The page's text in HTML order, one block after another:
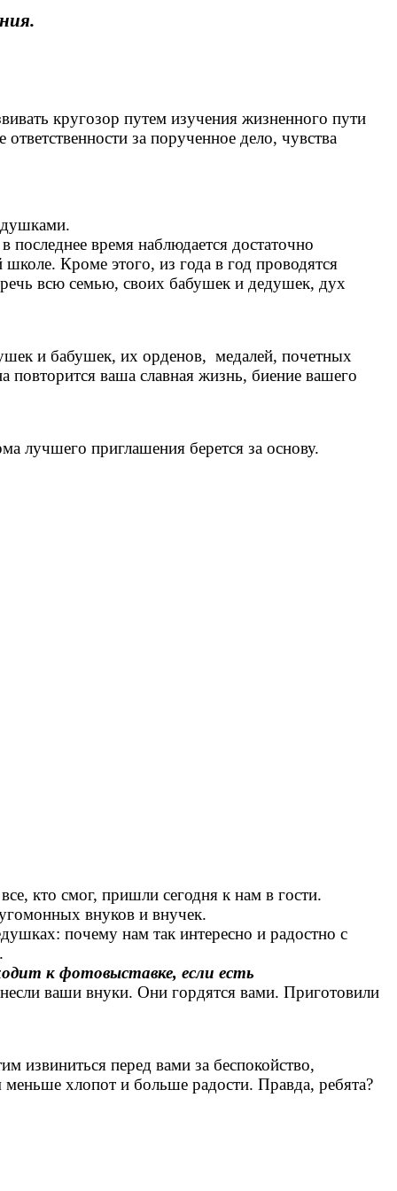
кругозор путем изучения жизненного пути
за порученное дело, чувства
время наблюдается достаточно
Кроме этого, из года в год проводятся
всю семью, своих бабушек и дедушек, дух
и бабушек, их орденов, медалей, почетных
повторится ваша славная жизнь, биение вашего
лучшего приглашения берется за основу.
кто смог, пришли сегодня к нам в гости.
внуков и внучек.
почему нам так интересно и радостно с
к фотовыставке, если есть
ваши внуки. Они гордятся вами. Приготовили
перед вами за беспокойство,
хлопот и больше радости. Правда, ребята?